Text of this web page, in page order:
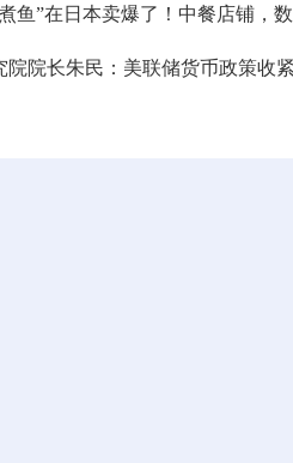
鱼”在日本卖爆了！中餐店铺，
院院长朱民：美联储货币政策收